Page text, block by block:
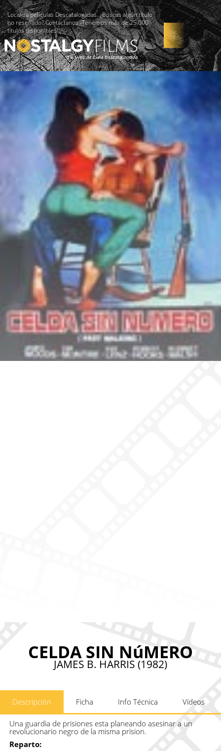
Localiza películas Descatalogadas. ¿Buscas algún título
no reseñado? Contáctanos -Tenemos más de 25.000
títulos disponibles!
CELDA SIN NúMERO
JAMES B. HARRIS (1982)
Descripción Ficha Info Técnica Vídeos
Una guardia de prisiones esta planeando asesinar a un
revolucionario negro de la misma prision.
Reparto: